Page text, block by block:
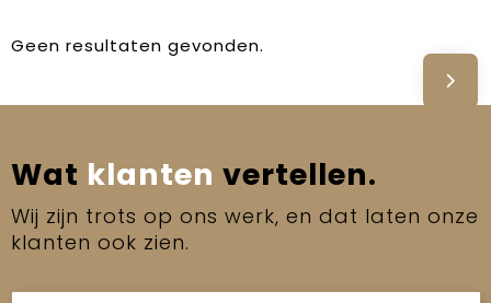
Geen resultaten gevonden.
Wat klanten vertellen.
Wij zijn trots op ons werk, en dat laten onze
klanten ook zien.